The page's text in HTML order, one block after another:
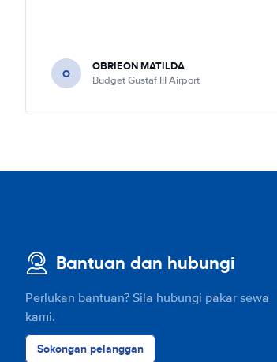
O OBRIEON MATILDA
Budget Gustaf III Airport
Bantuan dan hubungi
Perlukan bantuan? Sila hubungi pakar sewa
kami.
Sokongan pelanggan